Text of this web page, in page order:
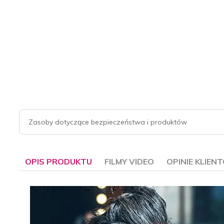
Zasoby dotyczące bezpieczeństwa i produktów
OPIS PRODUKTU FILMY VIDEO OPINIE